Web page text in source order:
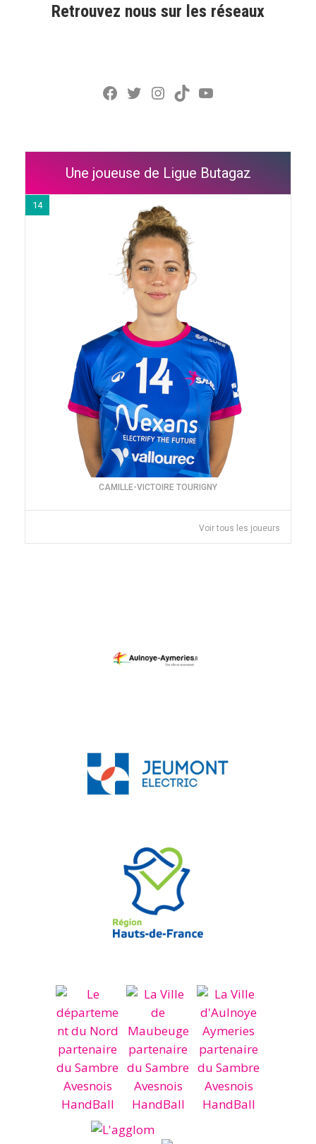
Retrouvez nous sur les réseaux
Facebook
Twitter
Instagram
TikTokYouTube
Une joueuse de Ligue Butagaz
14
CAMILLE-VICTOIRE TOURIGNY
Voir tous les joueurs